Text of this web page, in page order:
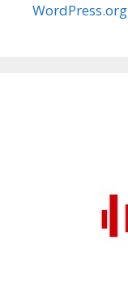
WordPress.org